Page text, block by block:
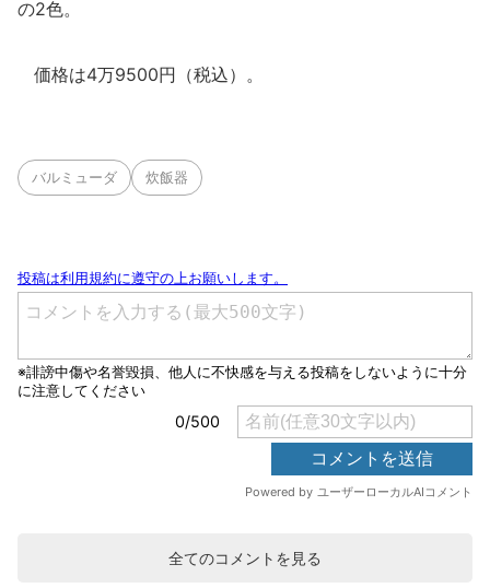
の2色。
価格は4万9500円（税込）。
バルミューダ 炊飯器
全てのコメントを見る